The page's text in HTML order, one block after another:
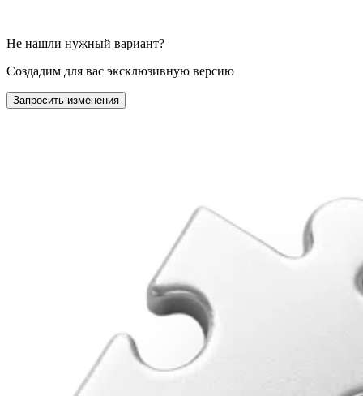
Не нашли нужный вариант?
Создадим для вас эксклюзивную версию
Запросить изменения